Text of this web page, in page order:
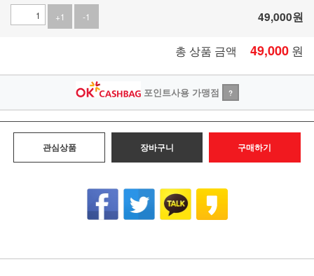
+1
-1 49,000원
총 상품 금액 49,000 원
포인트사용 가맹점 ?
관심상품 장바구니 구매하기